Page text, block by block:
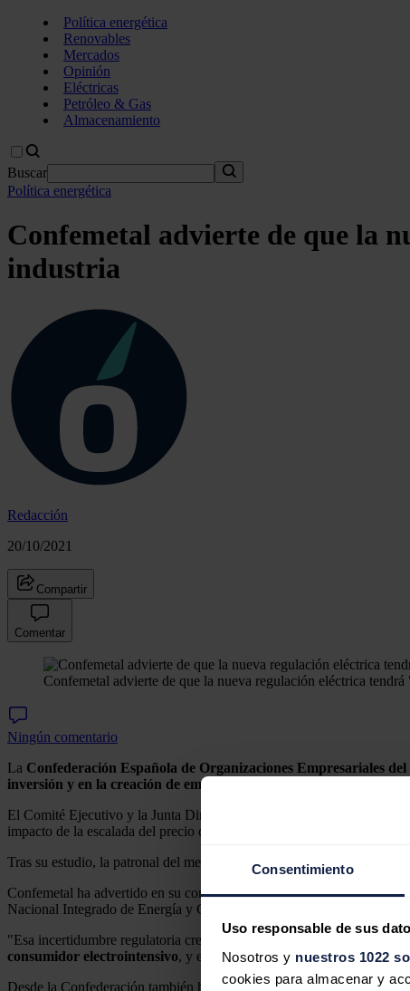
Consentimiento
Uso responsable de sus
Nosotros y nuestros 1022
cookies para almacenar y
Política energética
Renovables
Mercados
Opinión
Eléctricas
Petróleo & Gas
Almacenamiento
Buscar
Política energética
Confemetal advierte de que la
industria
Redacción
20/10/2021
Compartir
Comentar
Confemetal advierte de que la nueva regulación eléctrica
Ningún comentario
La Confederación Española de Organizaciones Empresariales
inversión y en la creación de empleo
El Comité Ejecutivo y la Junta Directiva de Confemetal han analizado
impacto de la escalada del precio del gas natural en el coste de la luz,
Tras su estudio, la patronal del metal ha propuesto excluir de la
Confemetal ha advertido en su comunicado que la adopción del
Nacional Integrado de Energía y Clima 2021-2030.
"Esa incertidumbre regulatoria creada por el Real Decreto-Ley hará
consumidor electrointensivo, y exige que se prevean exenciones
Desde la Confederación también han pedido un número de subastas